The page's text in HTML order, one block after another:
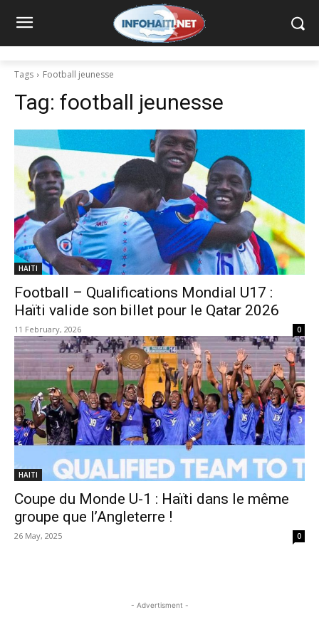
Tags Football jeunesse
Tag: football jeunesse
HAITI
Football – Qualifications Mondial U17 :
Haïti valide son billet pour le Qatar 2026
11 February, 2026 0
HAITI
Coupe du Monde U-1 : Haïti dans le même
groupe que l’Angleterre !
26 May, 2025 0
- Advertisment -